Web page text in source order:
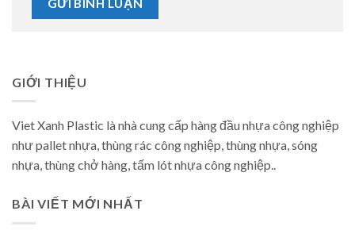
GIỚI THIỆU
Viet Xanh Plastic là nhà cung cấp hàng đầu nhựa công nghiệp
như pallet nhựa, thùng rác công nghiệp, thùng nhựa, sóng
nhựa, thùng chở hàng, tấm lót nhựa công nghiệp..
BÀI VIẾT MỚI NHẤT